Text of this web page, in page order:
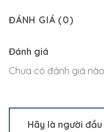
ĐÁNH GIÁ (0)
Đánh giá
Chưa có đánh giá
Hãy là người